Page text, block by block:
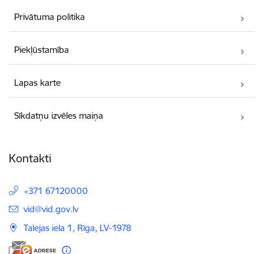
Privātuma politika
Piekļūstamība
Lapas karte
Sīkdatņu izvēles maiņa
Kontakti
+371 67120000
E-pasts:
vid@vid.gov.lv
Talejas iela 1, Rīga, LV-1978